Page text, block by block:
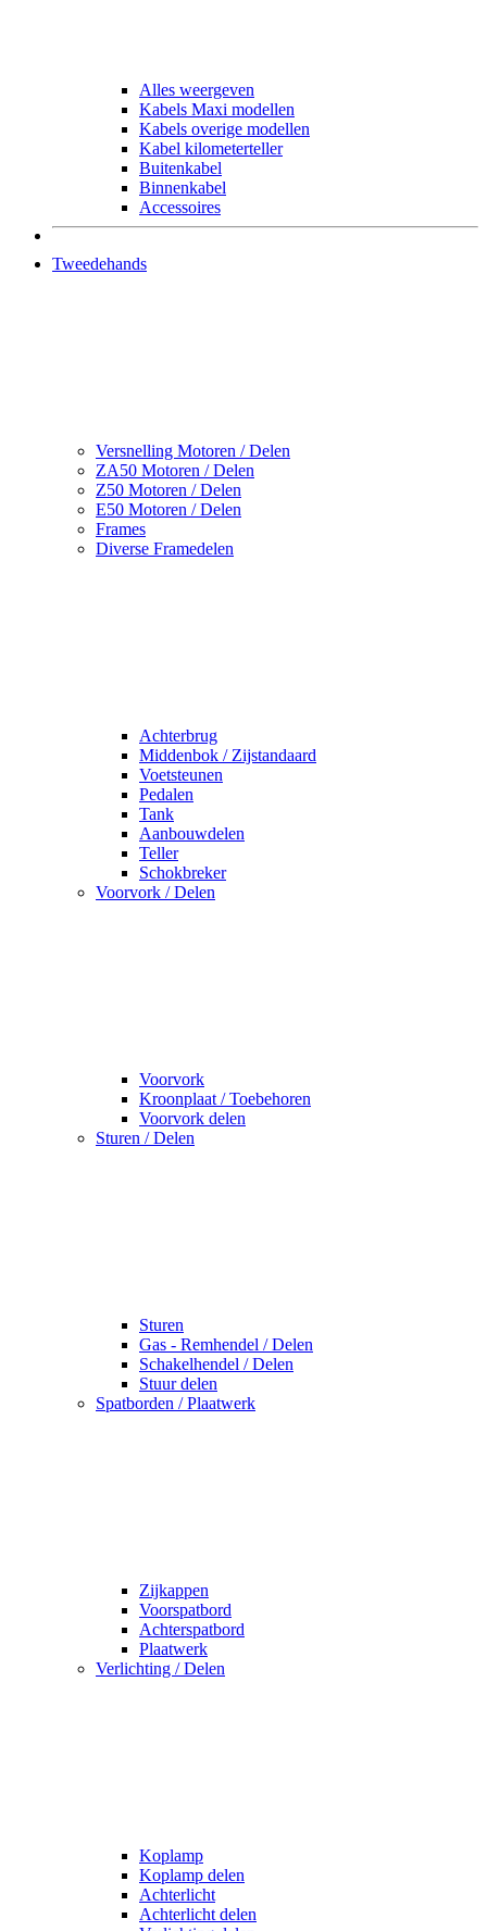
Alles weergeven
Kabels Maxi modellen
Kabels overige modellen
Kabel kilometerteller
Buitenkabel
Binnenkabel
Accessoires
Tweedehands
Versnelling Motoren / Delen
ZA50 Motoren / Delen
Z50 Motoren / Delen
E50 Motoren / Delen
Frames
Diverse Framedelen
Achterbrug
Middenbok / Zijstandaard
Voetsteunen
Pedalen
Tank
Aanbouwdelen
Teller
Schokbreker
Voorvork / Delen
Voorvork
Kroonplaat / Toebehoren
Voorvork delen
Sturen / Delen
Sturen
Gas - Remhendel / Delen
Schakelhendel / Delen
Stuur delen
Spatborden / Plaatwerk
Zijkappen
Voorspatbord
Achterspatbord
Plaatwerk
Verlichting / Delen
Koplamp
Koplamp delen
Achterlicht
Achterlicht delen